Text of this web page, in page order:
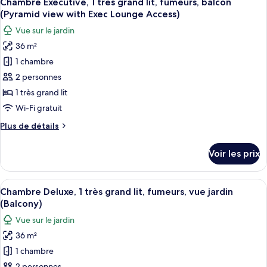
fumeurs
chambre
Chambre
Deluxe,
lit
double,
fumeurs
toutes
les
photos
pour
ce
type
de
chambre :
Exécutive,
grand
lit,
fumeurs,
balcon
(Pyramid
view
with
(Pyramid view with Exec Lounge Access)
Vue sur le jardin
36 m²
1 chambre
2 personnes
1 très grand lit
Wi-Fi gratuit
Plus de détails
Plus
le
type
de
chambre
Chambre
Exécutive,
très
grand
lit,
Voir les prix
Afficher
toutes
les
photos
pour
ce
Une chambre d’hôtel dotée d’un
9
Chambre Deluxe, 1 très grand lit, fumeurs, vue jardin
(Balcony)
Vue sur le jardin
36 m²
1 chambre